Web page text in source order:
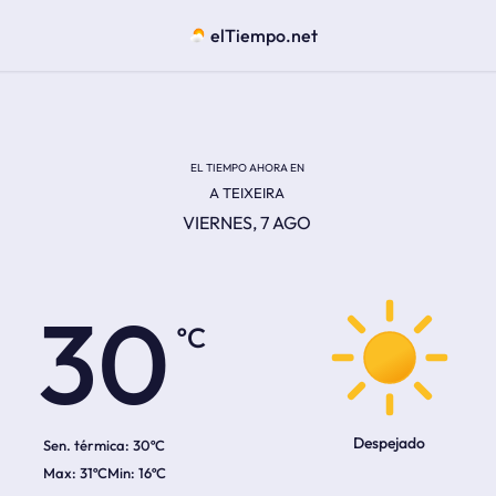
elTiempo.net
EL TIEMPO AHORA EN
A TEIXEIRA
VIERNES, 7 AGO
30
Sen. térmica: 30ºC
31ºC 16ºC
Despejado